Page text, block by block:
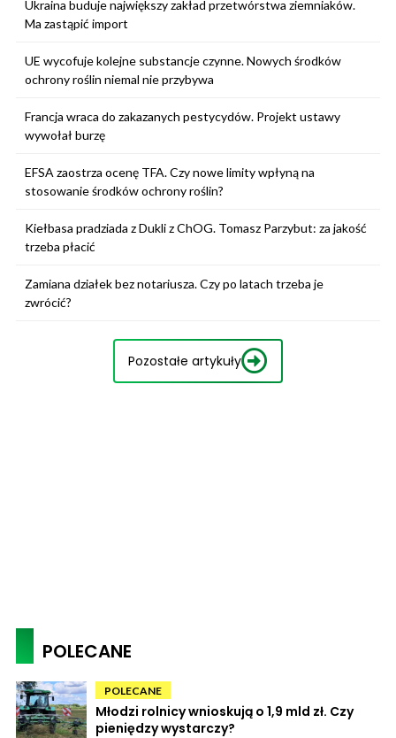
Ukraina buduje największy zakład przetwórstwa ziemniaków.
Ma zastąpić import
UE wycofuje kolejne substancje czynne. Nowych środków
ochrony roślin niemal nie przybywa
Francja wraca do zakazanych pestycydów. Projekt ustawy
wywołał burzę
EFSA zaostrza ocenę TFA. Czy nowe limity wpłyną na
stosowanie środków ochrony roślin?
Kiełbasa pradziada z Dukli z ChOG. Tomasz Parzybut: za jakość
trzeba płacić
Zamiana działek bez notariusza. Czy po latach trzeba je
zwrócić?
Pozostałe artykuły
POLECANE
POLECANE
Młodzi rolnicy wnioskują o 1,9 mld zł. Czy
pieniędzy wystarczy?